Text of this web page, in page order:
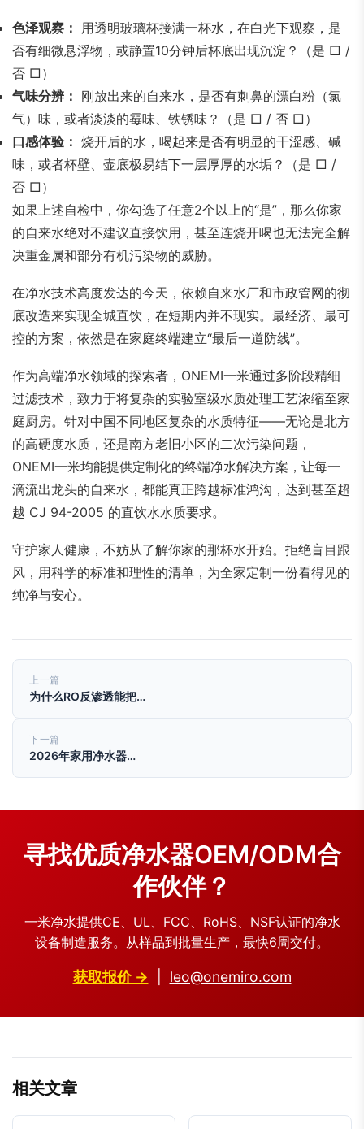
色泽观察：
用透明玻璃杯接满一杯水，在白光下观察，是
否有细微悬浮物，或静置10分钟后杯底出现沉淀？（是 □ /
否 □）
气味分辨： 刚放出来的自来水，是否有刺鼻的漂白粉（氯
气）味，或者淡淡的霉味、铁锈味？（是 □ / 否 □）
口感体验： 烧开后的水，喝起来是否有明显的干涩感、碱
味，或者杯壁、壶底极易结下一层厚厚的水垢？（是 □ /
否 □）
如果上述自检中，你勾选了任意2个以上的“是”，那么你家
的自来水绝对不建议直接饮用，甚至连烧开喝也无法完全解
决重金属和部分有机污染物的威胁。
在净水技术高度发达的今天，依赖自来水厂和市政管网的彻
底改造来实现全城直饮，在短期内并不现实。最经济、最可
控的方案，依然是在家庭终端建立“最后一道防线”。
作为高端净水领域的探索者，ONEMI一米通过多阶段精细
过滤技术，致力于将复杂的实验室级水质处理工艺浓缩至家
庭厨房。针对中国不同地区复杂的水质特征——无论是北方
的高硬度水质，还是南方老旧小区的二次污染问题，
ONEMI一米均能提供定制化的终端净水解决方案，让每一
滴流出龙头的自来水，都能真正跨越标准鸿沟，达到甚至超
越 CJ 94-2005 的直饮水水质要求。
守护家人健康，不妨从了解你家的那杯水开始。拒绝盲目跟
风，用科学的标准和理性的清单，为全家定制一份看得见的
纯净与安心。
上一篇
为什么RO反渗透能把…
下一篇
2026年家用净水器…
寻找优质净水器OEM/ODM合
作伙伴？
一米净水提供CE、UL、FCC、RoHS、NSF认证的净水
设备制造服务。从样品到批量生产，最快6周交付。
获取报价 → leo@onemiro.com
相关文章